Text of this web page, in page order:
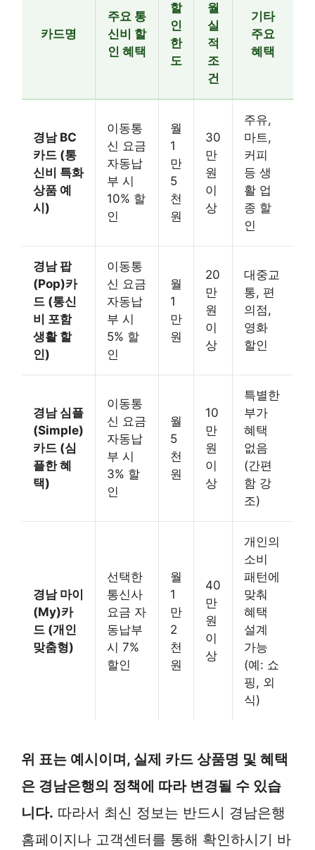
카드명
주요 통
신비 할
인 혜택
할
인
한
도
월
실
적
조
건
기타
주요
혜택
경남 BC
카드 (통
신비 특화
상품 예
시)
이동통
신 요금
자동납
부 시
10% 할
인
월
1
만
5
천
원
30
만
원
이
상
주유,
마트,
커피
등 생
활 업
종 할
인
경남 팝
(Pop)카
드 (통신
비 포함
생활 할
인)
이동통
신 요금
자동납
부 시
5% 할
인
월
1
만
원
20
만
원
이
상
대중교
통, 편
의점,
영화
할인
경남 심플
(Simple)
카드 (심
플한 혜
택)
이동통
신 요금
자동납
부 시
3% 할
인
월
5
천
원
10
만
원
이
상
특별한
부가
혜택
없음
(간편
함 강
조)
경남 마이
(My)카
드 (개인
맞춤형)
선택한
통신사
요금 자
동납부
시 7%
할인
월
1
만
2
천
원
40
만
원
이
상
개인의
소비
패턴에
맞춰
혜택
설계
가능
(예: 쇼
핑, 외
식)
위 표는 예시이며, 실제 카드 상품명 및 혜택
은 경남은행의 정책에 따라 변경될 수 있습
니다. 따라서 최신 정보는 반드시 경남은행
홈페이지나 고객센터를 통해 확인하시기 바